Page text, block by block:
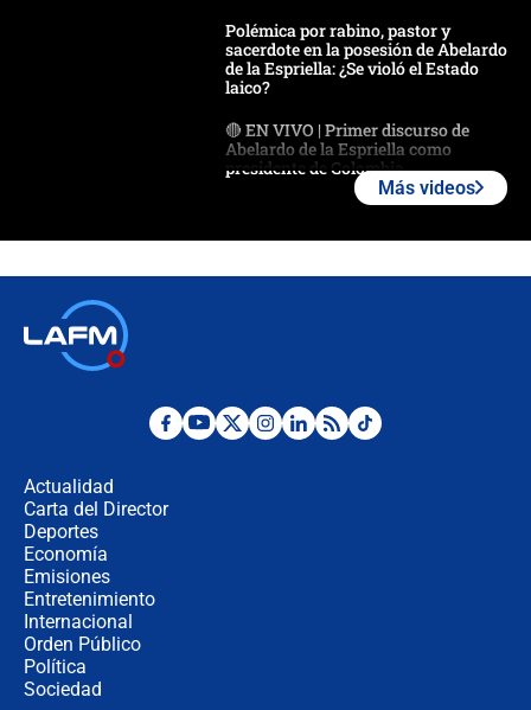
Polémica por rabino, pastor y
sacerdote en la posesión de Abelardo
de la Espriella: ¿Se violó el Estado
laico?
🔴 EN VIVO | Primer discurso de
Abelardo de la Espriella como
presidente de Colombia
Desde dermatitis hasta infecciones:
Más videos
Actualidad
Carta del Director
Deportes
Economía
Emisiones
Entretenimiento
Internacional
Orden Público
Política
Sociedad